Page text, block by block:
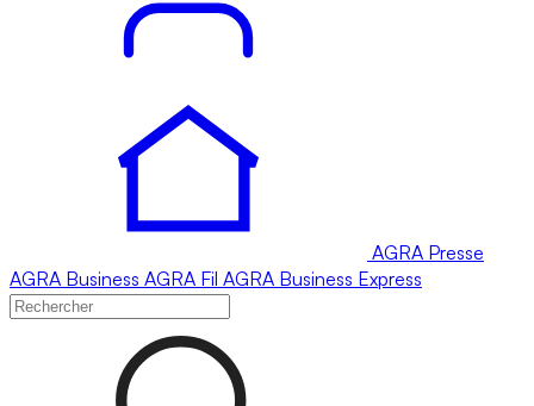
AGRA Presse
AGRA Business AGRA Fil AGRA Business Express